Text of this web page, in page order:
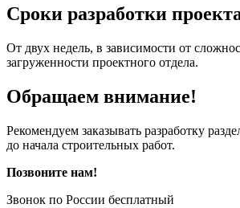
Сроки разработки
От двух недель, в зависимости от
загруженности проектного отдела.
Обращаем внимание!
Рекомендуем заказывать разработку
до начала строительных работ.
Позвоните нам!
Звонок по России бесплатный